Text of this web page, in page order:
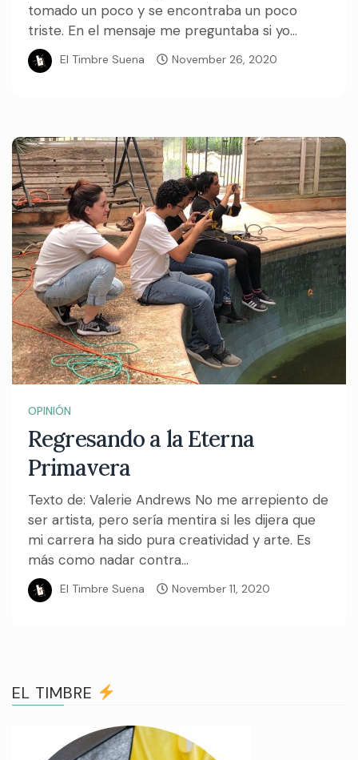
tomado un poco y se encontraba un poco
triste. En el mensaje me preguntaba si yo...
El Timbre Suena November 26, 2020
OPINIÓN
Regresando a la Eterna
Primavera
Texto de: Valerie Andrews No me arrepiento de
ser artista, pero sería mentira si les dijera que
mi carrera ha sido pura creatividad y arte. Es
más como nadar contra...
El Timbre Suena November 11, 2020
EL TIMBRE